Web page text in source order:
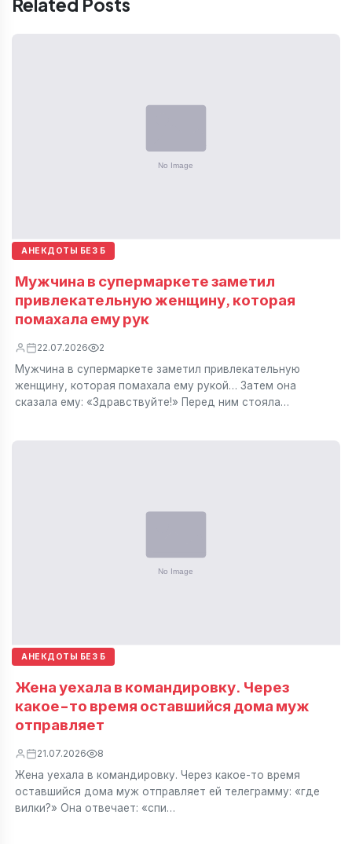
Related Posts
АНЕКДОТЫ БЕЗ Б
Мужчина в супермаркете заметил
привлекательную женщину, которая
помахала ему рук
22.07.2026 2
Мужчина в супермаркете заметил привлекательную
женщину, которая помахала ему рукой… Затем она
сказала ему: «Здравствуйте!» Перед ним стояла…
АНЕКДОТЫ БЕЗ Б
Жена уехала в командировку. Через
какое-то время оставшийся дома муж
отправляет
21.07.2026 8
Жена уехала в командировку. Через какое-то время
оставшийся дома муж отправляет ей телеграмму: «где
вилки?» Она отвечает: «спи…